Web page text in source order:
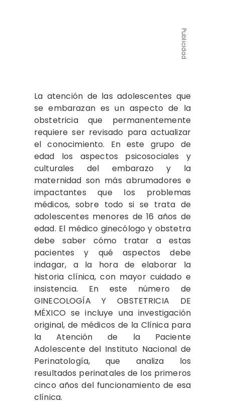
Publicidad
L​a atención de las adolescentes que
se embarazan es un aspecto de la
obstetricia que permanentemente
requiere ser revisado para actualizar
el conocimiento. En este grupo de
edad los aspectos psicosociales y
culturales del embarazo y la
maternidad son más abrumadores e
impactantes que los problemas
médicos, sobre todo si se trata de
adolescentes menores de 16 años de
edad. El médico ginecólogo y obstetra
debe saber cómo tratar a estas
pacientes y qué aspectos debe
indagar, a la hora de elaborar la
historia clínica, con mayor cuidado e
insistencia. En este número de
GINECOLOGÍA Y OBSTETRICIA DE
MÉXICO se incluye una investigación
original, de médicos de la Clínica para
la Atención de la Paciente
Adolescente del Instituto Nacional de
Perinatología, que analiza los
resultados perinatales de los primeros
cinco años del funcionamiento de esa
clínica.